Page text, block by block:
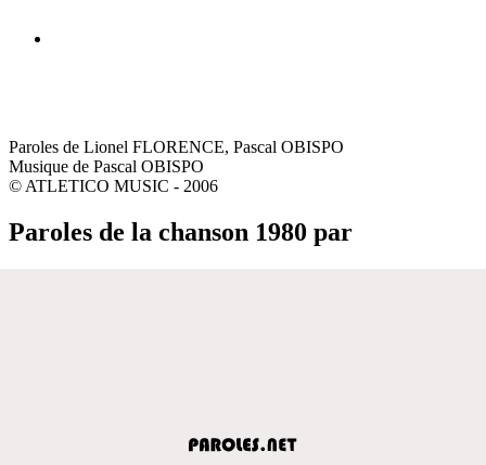
Paroles de Lionel FLORENCE, Pascal OBISPO
Musique de Pascal OBISPO
© ATLETICO MUSIC - 2006
Paroles de la chanson 1980 par